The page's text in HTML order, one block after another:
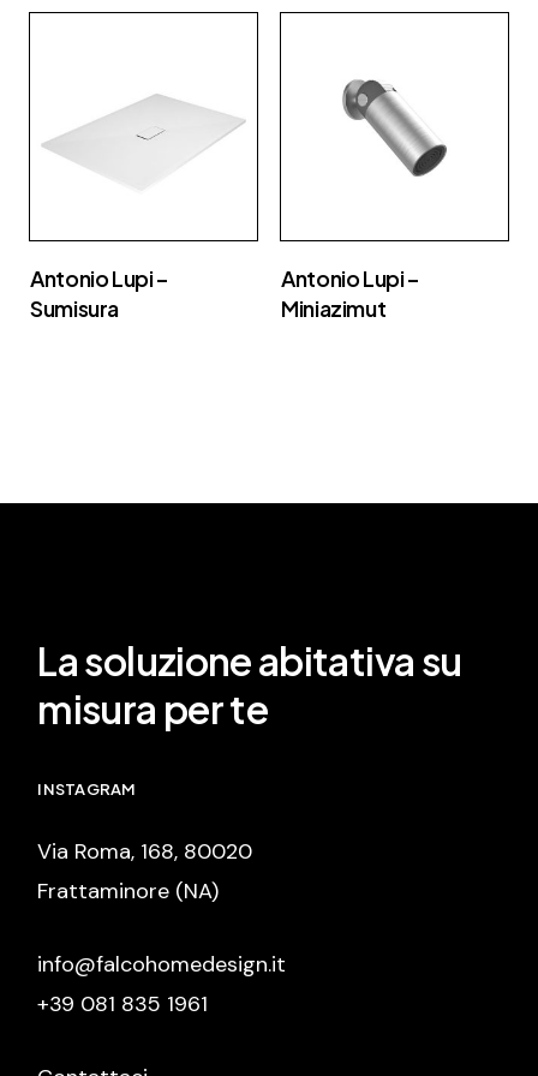
Antonio Lupi –
Sumisura
Antonio Lupi –
Miniazimut
La soluzione abitativa su
misura per te
INSTAGRAM
Via Roma, 168, 80020
Frattaminore (NA)
info@falcohomedesign.it
+39 081 835 1961